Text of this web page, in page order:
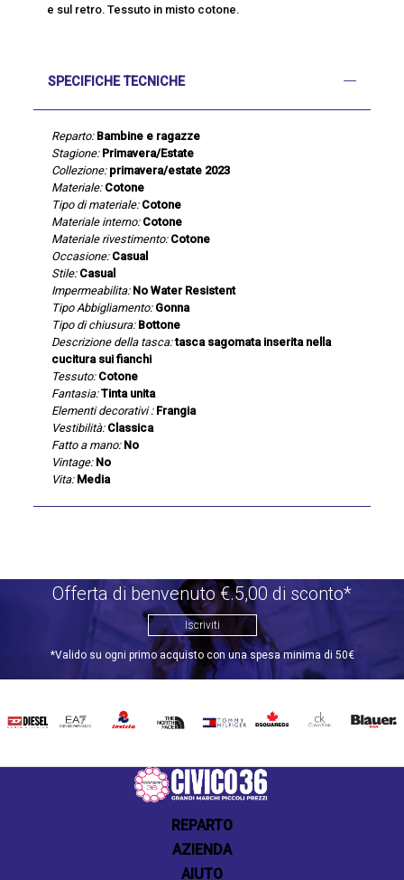
e sul retro. Tessuto in misto cotone.
SPECIFICHE TECNICHE
Reparto: Bambine e ragazze
Stagione: Primavera/Estate
Collezione: primavera/estate 2023
Materiale: Cotone
Tipo di materiale: Cotone
Materiale interno: Cotone
Materiale rivestimento: Cotone
Occasione: Casual
Stile: Casual
Impermeabilita: No Water Resistent
Tipo Abbigliamento: Gonna
Tipo di chiusura: Bottone
Descrizione della tasca: tasca sagomata inserita nella
cucitura sui fianchi
Tessuto: Cotone
Fantasia: Tinta unita
Elementi decorativi : Frangia
Vestibilità: Classica
Fatto a mano: No
Vintage: No
Vita: Media
Offerta di benvenuto €.5,00 di sconto*
Iscriviti
*Valido su ogni primo acquisto con una spesa minima di 50€
DIESEL EA7 INVICTATHE
TOMMY
DSQUARED2
CALVIN BLAUER
REPARTO
AZIENDA
AIUTO